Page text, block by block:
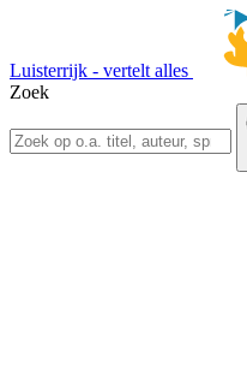
Luisterrijk - vertelt alles
Zoek